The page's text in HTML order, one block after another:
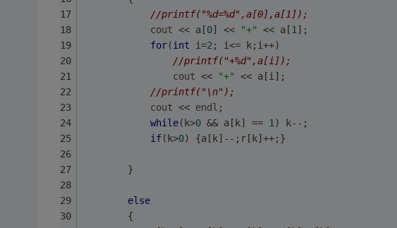
//printf("%d=%d",a[0],a[1]);
cout << a[0] << "+" << a[1 ];
for(int i=2 ; i<= k;i++)
//printf("+%d",a[i]);
cout << "+" << a[i];
//printf("\n");
cout << endl ;
while(k>0 && a[k] == 1 ) k--;
if(k>0) {a[k]--;r[k]++;}
		}
else
		{